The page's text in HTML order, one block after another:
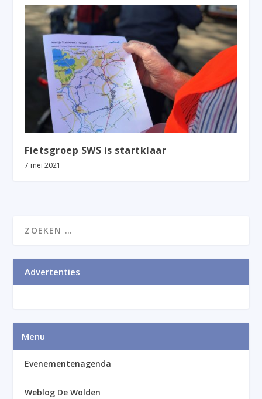
Fietsgroep SWS is startklaar
7 mei 2021
Advertenties
Menu
Evenementenagenda
Weblog De Wolden